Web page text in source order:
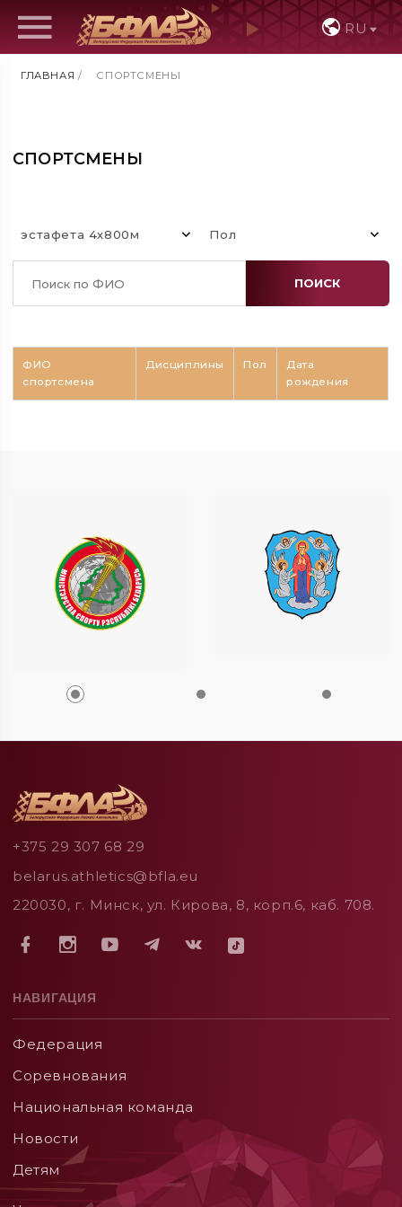
RU
ГЛАВНАЯ / СПОРТСМЕНЫ
СПОРТСМЕНЫ
эстафета 4х800м Пол
ПОИСК
ФИО
спортсмена
Дисциплины Пол
Дата
рождения
+375 29 307 68 29
belarus.athletics@bfla.eu
220030, г. Минск, ул. Кирова, 8, корп.6, каб. 708.
НАВИГАЦИЯ
Федерация
Соревнования
Национальная команда
Новости
Детям